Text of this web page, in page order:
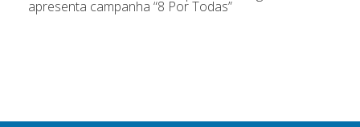
apresenta campanha “8 Por Todas”